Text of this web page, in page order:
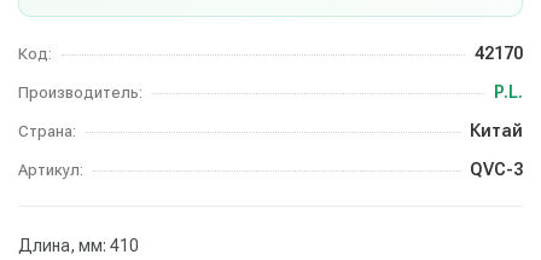
Код: 42170
Производитель: P.L.
Страна: Китай
Артикул: QVC-3
Длина, мм: 410